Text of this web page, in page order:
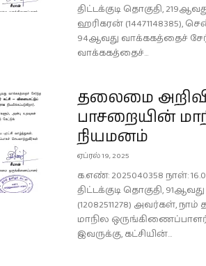
திட்டக்குடி தொகுதி,
ஹரிகரன் (14471148385),
94ஆவது வாக்ககத்தைச்
வாக்ககத்தைச்...
தலைமை
பாசறையின்
நியமனம்
ஏப்ரல் 19, 2025
க.எண்: 2025040358 நாள்:
திட்டக்குடி தொகுதி,
(12082511278) அவர்கள்,
மாநில
இவருக்கு, கட்சியின்...